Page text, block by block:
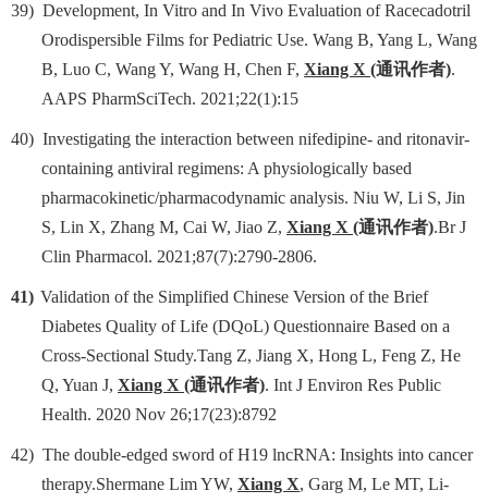
39) Development, In Vitro and In Vivo Evaluation of Racecadotril
Orodispersible Films for Pediatric Use. Wang B, Yang L, Wang
B, Luo C, Wang Y, Wang H, Chen F, Xiang X (通讯作者).
AAPS PharmSciTech. 2021;22(1):15
40) Investigating the interaction between nifedipine- and ritonavir-
containing antiviral regimens: A physiologically based
pharmacokinetic/pharmacodynamic analysis. Niu W, Li S, Jin
S, Lin X, Zhang M, Cai W, Jiao Z, Xiang X (通讯作者).Br J
Clin Pharmacol. 2021;87(7):2790-2806.
41) Validation of the Simplified Chinese Version of the Brief
Diabetes Quality of Life (DQoL) Questionnaire Based on a
Cross-Sectional Study.Tang Z, Jiang X, Hong L, Feng Z, He
Q, Yuan J, Xiang X (通讯作者). Int J Environ Res Public
Health. 2020 Nov 26;17(23):8792
42) The double-edged sword of H19 lncRNA: Insights into cancer
therapy.Shermane Lim YW, Xiang X, Garg M, Le MT, Li-